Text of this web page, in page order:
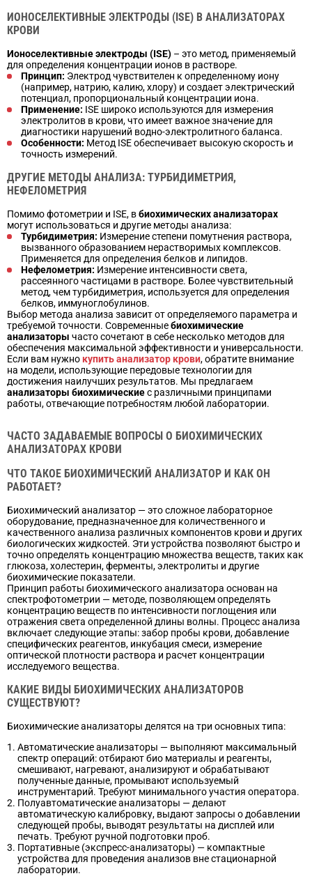
ИОНОСЕЛЕКТИВНЫЕ ЭЛЕКТРОДЫ (ISE) В АНАЛИЗАТОРАХ
КРОВИ
Ионоселективные электроды (ISE) – это метод, применяемый
для определения концентрации ионов в растворе.
Принцип: Электрод чувствителен к определенному иону
(например, натрию, калию, хлору) и создает электрический
потенциал, пропорциональный концентрации иона.
Применение: ISE широко используются для измерения
электролитов в крови, что имеет важное значение для
диагностики нарушений водно-электролитного баланса.
Особенности: Метод ISE обеспечивает высокую скорость и
точность измерений.
ДРУГИЕ МЕТОДЫ АНАЛИЗА: ТУРБИДИМЕТРИЯ,
НЕФЕЛОМЕТРИЯ
Помимо фотометрии и ISE, вбиохимических анализаторах
могут использоваться и другие методы анализа:
Турбидиметрия: Измерение степени помутнения раствора,
вызванного образованием нерастворимых комплексов.
Применяется для определения белков и липидов.
Нефелометрия: Измерение интенсивности света,
рассеянного частицами в растворе. Более чувствительный
метод, чем турбидиметрия, используется для определения
белков, иммуноглобулинов.
Выбор метода анализа зависит от определяемого параметра и
требуемой точности. Современныебиохимические
анализаторы часто сочетают в себе несколько методов для
обеспечения максимальной эффективности и универсальности.
Если вам нужно купить анализатор крови, обратите внимание
на модели, использующие передовые технологии для
достижения наилучших результатов. Мы предлагаем
анализаторы биохимическиес различными принципами
работы, отвечающие потребностям любой лаборатории.
ЧАСТО ЗАДАВАЕМЫЕ ВОПРОСЫ О БИОХИМИЧЕСКИХ
АНАЛИЗАТОРАХ КРОВИ
ЧТО ТАКОЕ БИОХИМИЧЕСКИЙ АНАЛИЗАТОР И КАК ОН
РАБОТАЕТ?
Биохимический анализатор — это сложное лабораторное
оборудование, предназначенное для количественного и
качественного анализа различных компонентов крови и других
биологических жидкостей. Эти устройства позволяют быстро и
точно определять концентрацию множества веществ, таких как
глюкоза, холестерин, ферменты, электролиты и другие
биохимические показатели.
Принцип работы биохимического анализатора основан на
спектрофотометрии — методе, позволяющем определять
концентрацию веществ по интенсивности поглощения или
отражения света определенной длины волны. Процесс анализа
включает следующие этапы: забор пробы крови, добавление
специфических реагентов, инкубация смеси, измерение
оптической плотности раствора и расчет концентрации
исследуемого вещества.
КАКИЕ ВИДЫ БИОХИМИЧЕСКИХ АНАЛИЗАТОРОВ
СУЩЕСТВУЮТ?
Биохимические анализаторы делятся на три основных типа:
Автоматические анализаторы — выполняют максимальный
спектр операций: отбирают био материалы и реагенты,
смешивают, нагревают, анализируют и обрабатывают
полученные данные, промывают используемый
инструментарий. Требуют минимального участия оператора.
Полуавтоматические анализаторы — делают
автоматическую калибровку, выдают запросы о добавлении
следующей пробы, выводят результаты на дисплей или
печать. Требуют ручной подготовки проб.
Портативные (экспресс-анализаторы) — компактные
устройства для проведения анализов вне стационарной
лаборатории.